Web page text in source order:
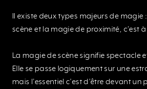
Il existe deux types majeurs de magie
scène et la magie de proximité, c’est
La magie de scène signifie spectacle
Elle se passe logiquement sur une
mais l’essentiel c’est d’être devant un